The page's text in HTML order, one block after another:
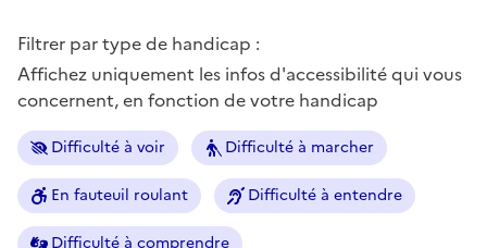
Filtrer par type de handicap :
Affichez uniquement les infos d'accessibilité qui vous
concernent, en fonction de votre handicap
Difficulté à voir Difficulté à marcher
En fauteuil roulant Difficulté à entendre
Difficulté à comprendre